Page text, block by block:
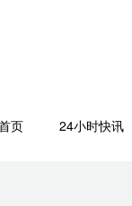
页 24小时快讯